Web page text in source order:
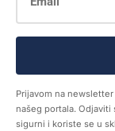
Prijavom na
našeg portala.
sigurni i koriste se u